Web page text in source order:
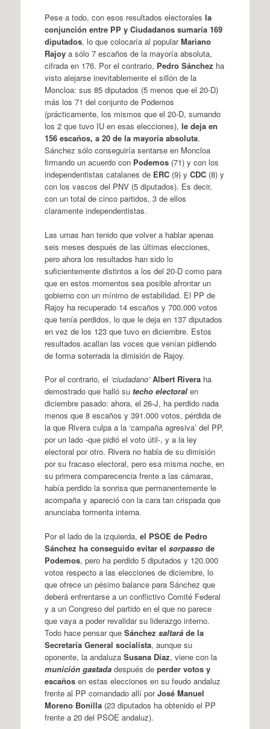
Pese a todo, con esos resultados electorales la
conjunción entre PP y Ciudadanos sumaría 169
diputados, lo que colocaría al popularMariano
Rajoya sólo 7 escaños de la mayoría absoluta,
cifrada en 176. Por el contrario, Pedro Sánchez ha
visto alejarse inevitablemente el sillón de la
Moncloa: sus 85 diputados (5 menos que el 20-D)
más los 71 del conjunto de Podemos
(prácticamente, los mismos que el 20-D, sumando
los 2 que tuvo IU en esas elecciones), le deja en
156 escaños, a 20 de la mayoría absoluta.
Sánchez sólo conseguiría sentarse en Moncloa
firmando un acuerdo con Podemos(71) y con los
independentistas catalanes de ERC(9) y CDC(8) y
con los vascos del PNV (5 diputados). Es decir,
con un total de cinco partidos, 3 de ellos
claramente independentistas.
Las urnas han tenido que volver a hablar apenas
seis meses después de las últimas elecciones,
pero ahora los resultados han sido lo
suficientemente distintos a los del 20-D como para
que en estos momentos sea posible afrontar un
gobierno con un mínimo de estabilidad. El PP de
Rajoy ha recuperado 14 escaños y 700.000 votos
que tenía perdidos, lo que le deja en 137 diputados
en vez de los 123 que tuvo en diciembre. Estos
resultados acallan las voces que venían pidiendo
de forma soterrada la dimisión de Rajoy.
Por el contrario, el ‘ciudadano’ Albert Riveraha
demostrado que halló su techo electoralen
diciembre pasado: ahora, el 26-J, ha perdido nada
menos que 8 escaños y 391.000 votos, pérdida de
la que Rivera culpa a la ‘campaña agresiva’ del PP,
por un lado -que pidió el voto útil-, y a la ley
electoral por otro. Rivera no habla de su dimisión
por su fracaso electoral, pero esa misma noche, en
su primera comparecencia frente a las cámaras,
había perdido la sonrisa que permanentemente le
acompaña y apareció con la cara tan crispada que
anunciaba tormenta interna.
Por el lado de la izquierda, el PSOE de Pedro
Sánchez ha conseguido evitar el sorpassode
Podemos, pero ha perdido 5 diputados y 120.000
votos respecto a las elecciones de diciembre, lo
que ofrece un pésimo balance para Sánchez que
deberá enfrentarse a un conflictivo Comité Federal
y a un Congreso del partido en el que no parece
que vaya a poder revalidar su liderazgo interno.
Todo hace pensar que Sánchez saltaráde la
Secretaría General socialista, aunque su
oponente, la andaluza Susana Díaz, viene con la
munición gastadadespués de perder votos y
escañosen estas elecciones en su feudo andaluz
frente al PP comandado allí porJosé Manuel
Moreno Bonilla(23 diputados ha obtenido el PP
frente a 20 del PSOE andaluz).